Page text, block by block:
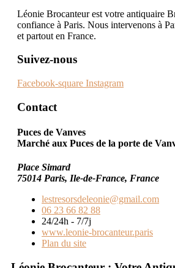
Léonie Brocanteur est votre antiquaire
confiance à Paris. Nous intervenons à
et partout en France.
Suivez-nous
Facebook-square Instagram
Contact
Puces de Vanves
Marché aux Puces de la porte de
Place Simard
75014 Paris, Ile-de-France, France
lestresorsdeleonie@gmail.com
06 23 66 82 88
24/24h - 7/7j
www.leonie-brocanteur.paris
Plan du site